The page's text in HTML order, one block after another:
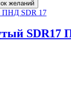
желаний
ПНД SDR 17
SDR17